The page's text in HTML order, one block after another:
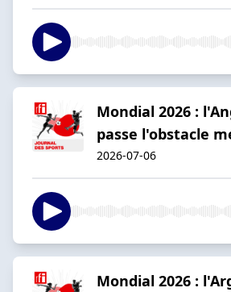
Mondial 2026 :
passe l'obstacle
2026-07-06
Mondial 2026 :